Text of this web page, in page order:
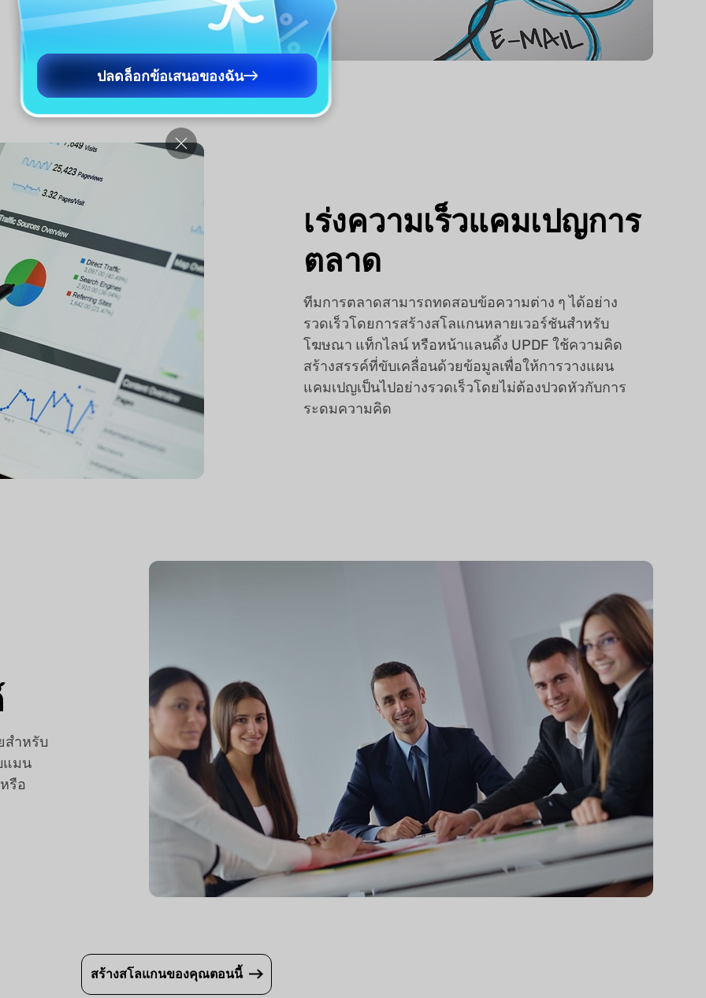
เร่งความเร็วแคมเปญการ
ตลาด
ทีมการตลาดสามารถทดสอบข้อความต่าง ๆ ได้อย่าง
รวดเร็วโดยการสร้างสโลแกนหลายเวอร์ชันสำหรับ
โฆษณา แท็กไลน์ หรือหน้าแลนดิ้ง UPDF ใช้ความคิด
สร้างสรรค์ที่ขับเคลื่อนด้วยข้อมูลเพื่อให้การวางแผน
แคมเปญเป็นไปอย่างรวดเร็วโดยไม่ต้องปวดหัวกับการ
ระดมความคิด
สำหรับ
แมน
รือ
สร้างสโลแกนของคุณตอนนี้
ปลดล็อกข้อเสนอของฉัน